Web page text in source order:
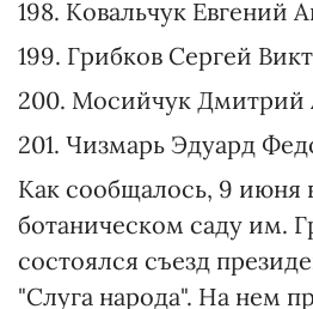
186. Тереба Надежда
187. Литвиненко Ирина
188. Москаленко Диана
189. Тетерева Елена
190. Яременко
191. Вдовенко Мария
192. Дискант Сергей